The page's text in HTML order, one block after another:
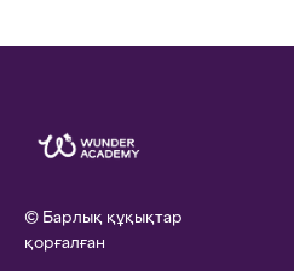
© Барлық құқықтар
қорғалған